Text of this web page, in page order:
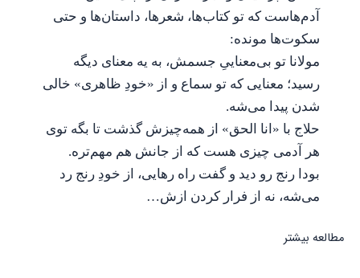
آدم‌هاست که تو کتاب‌ها، شعرها، داستان‌ها و حتی
سکوت‌ها مونده:
مولانا تو بی‌معناییِ جسمش، به یه معنای دیگه
رسید؛ معنایی که تو سماع و از «خودِ ظاهری» خالی
شدن پیدا می‌شه.
حلاج با «انا الحق» از همه‌چیزش گذشت تا بگه توی
هر آدمی چیزی هست که از جانش هم مهم‌تره.
بودا رنج رو دید و گفت راه رهایی، از خودِ رنج رد
می‌شه، نه از فرار کردن ازش…
مطالعه بیشتر